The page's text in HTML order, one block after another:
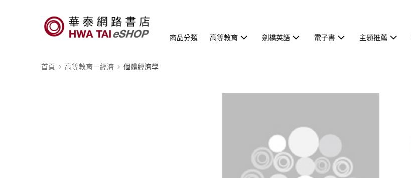
商品分類 高等教育 劍橋英語 電子書 主題推薦
首頁 高等教育－經濟 個體經濟學